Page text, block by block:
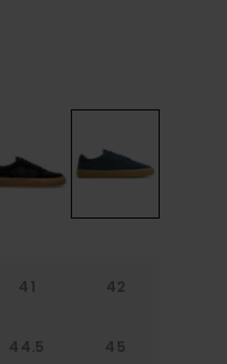
41 42
44.5 45